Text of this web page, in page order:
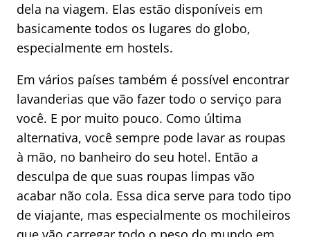
dela na viagem. Elas estão disponíveis em
basicamente todos os lugares do globo,
especialmente em hostels.
Em vários países também é possível encontrar
lavanderias que vão fazer todo o serviço para
você. E por muito pouco. Como última
alternativa, você sempre pode lavar as roupas
à mão, no banheiro do seu hotel. Então a
desculpa de que suas roupas limpas vão
acabar não cola. Essa dica serve para todo tipo
de viajante, mas especialmente os mochileiros